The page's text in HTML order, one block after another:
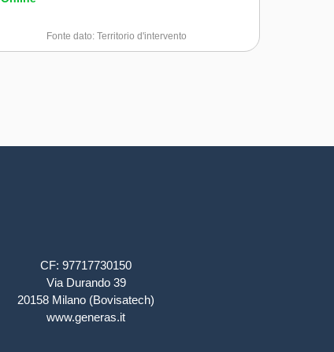
Fonte dato: Territorio d'intervento
CF: 97717730150
Via Durando 39
20158 Milano (Bovisatech)
www.generas.it